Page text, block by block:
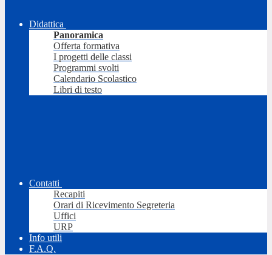
Didattica
Panoramica
Offerta formativa
I progetti delle classi
Programmi svolti
Calendario Scolastico
Libri di testo
Contatti
Recapiti
Orari di Ricevimento Segreteria
Uffici
URP
Info utili
F.A.Q.